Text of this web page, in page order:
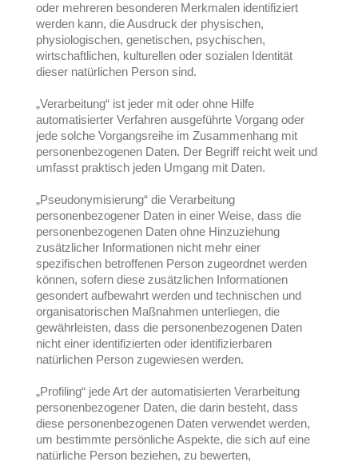
oder mehreren besonderen Merkmalen identifiziert
werden kann, die Ausdruck der physischen,
physiologischen, genetischen, psychischen,
wirtschaftlichen, kulturellen oder sozialen Identität
dieser natürlichen Person sind.
„Verarbeitung“ ist jeder mit oder ohne Hilfe
automatisierter Verfahren ausgeführte Vorgang oder
jede solche Vorgangsreihe im Zusammenhang mit
personenbezogenen Daten. Der Begriff reicht weit und
umfasst praktisch jeden Umgang mit Daten.
„Pseudonymisierung“ die Verarbeitung
personenbezogener Daten in einer Weise, dass die
personenbezogenen Daten ohne Hinzuziehung
zusätzlicher Informationen nicht mehr einer
spezifischen betroffenen Person zugeordnet werden
können, sofern diese zusätzlichen Informationen
gesondert aufbewahrt werden und technischen und
organisatorischen Maßnahmen unterliegen, die
gewährleisten, dass die personenbezogenen Daten
nicht einer identifizierten oder identifizierbaren
natürlichen Person zugewiesen werden.
„Profiling“ jede Art der automatisierten Verarbeitung
personenbezogener Daten, die darin besteht, dass
diese personenbezogenen Daten verwendet werden,
um bestimmte persönliche Aspekte, die sich auf eine
natürliche Person beziehen, zu bewerten,